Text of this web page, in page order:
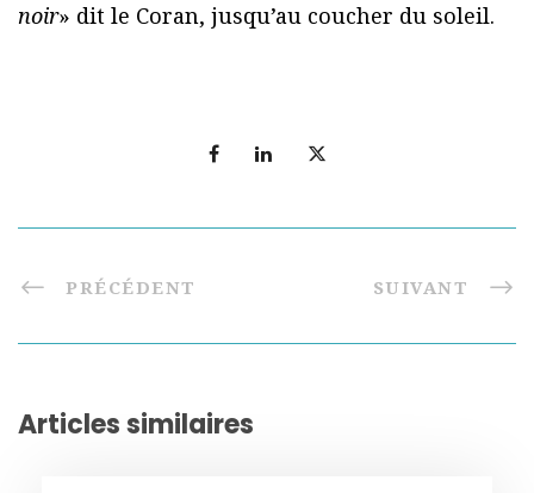
noir» dit le Coran, jusqu’au coucher du soleil.
PRÉCÉDENT SUIVANT
Articles similaires